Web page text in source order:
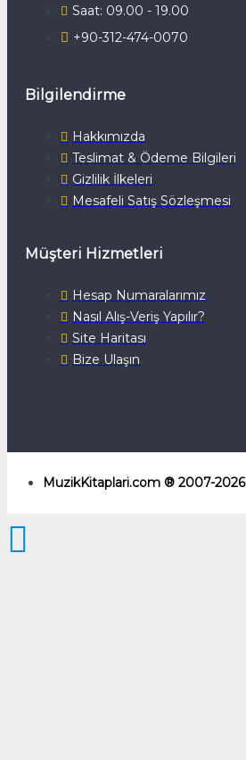
Saat: 09.00 - 19.00
+90-312-474-0070
Bilgilendirme
Hakkımızda
Teslimat & Ödeme Bilgileri
Gizlilik İlkeleri
Mesafeli Satış Sözleşmesi
Müşteri Hizmetleri
Hesap Numaralarımız
Nasıl Alış-Veriş Yapılır?
Site Haritası
Bize Ulaşın
MuzikKitaplari.com ® 2007-2026